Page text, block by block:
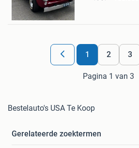
Rutger
Dalen
1 2 3
Pagina 1 van 3
Bestelauto's USA Te Koop
Gerelateerde zoektermen